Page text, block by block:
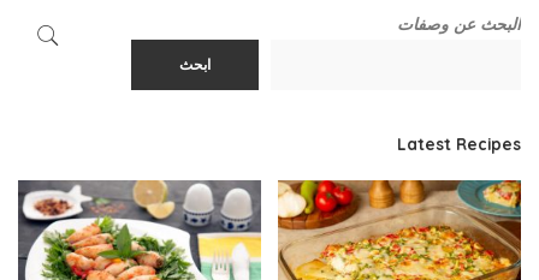
البحث عن وصفات
ابحث
Latest Recipes